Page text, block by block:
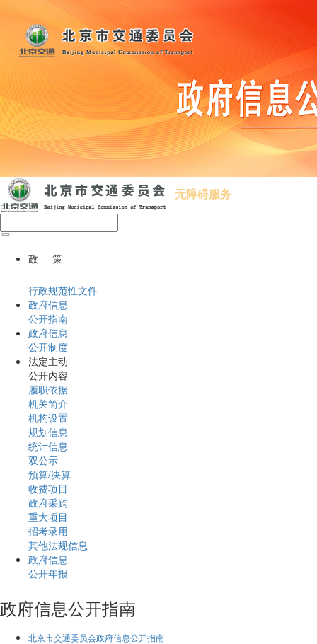
无障碍服务
政 策
行政规范性文件
政府信息
公开指南
政府信息
公开制度
法定主动
公开内容
履职依据
机关简介
机构设置
规划信息
统计信息
双公示
预算/决算
收费项目
政府采购
重大项目
招考录用
其他法规信息
政府信息
公开年报
政府信息公开指南
北京市交通委员会政府信息公开指南